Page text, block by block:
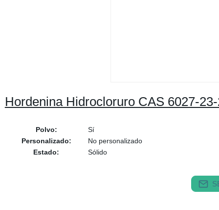
Hordenina Hidrocloruro CAS 6027-
Polvo:
Sí
Personalizado:
No personalizado
Estado:
Sólido